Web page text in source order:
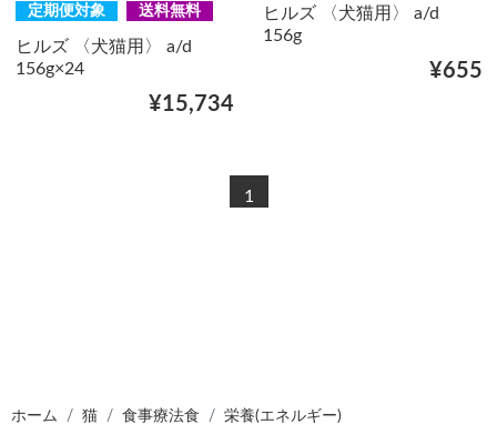
定期便対象 送料無料
ヒルズ 〈犬猫用〉 a/d
156g×24
¥15,734
ヒルズ 〈犬猫用〉 a/d
156g
¥655
1
ホーム 猫 食事療法食 栄養(エネルギー)